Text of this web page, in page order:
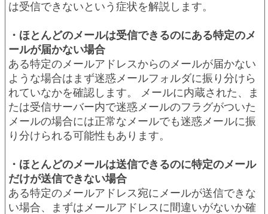
は受信できないという症状を解説します。
・ほとんどのメールは受信できるのにある特定のメ
ールが届かない場合
ある特定のメールアドレスからのメールが届かない
ような場合はまず迷惑メールフォルダに振り分けら
れていなかを確認します。 メールに内蔵された、ま
たは受信サーバー内で迷惑メールのフラグがついた
メールの場合には正常なメールでも迷惑メールに振
り分けられる可能性もあります。
・ほとんどのメールは送信できるのに特定のメール
だけが送信できない場合
ある特定のメールアドレス宛にメールが送信できな
い場合、まずはメールアドレスに間違いがないか確